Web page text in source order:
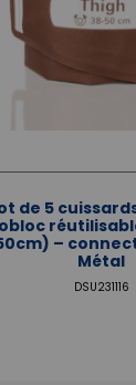
de 5
–
Métal
DSU231116